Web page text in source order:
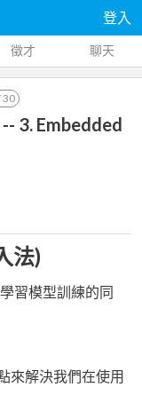
登入
徵才 聊天
30
3. Embedded
法)
習模型訓練的同
來解決我們在使用